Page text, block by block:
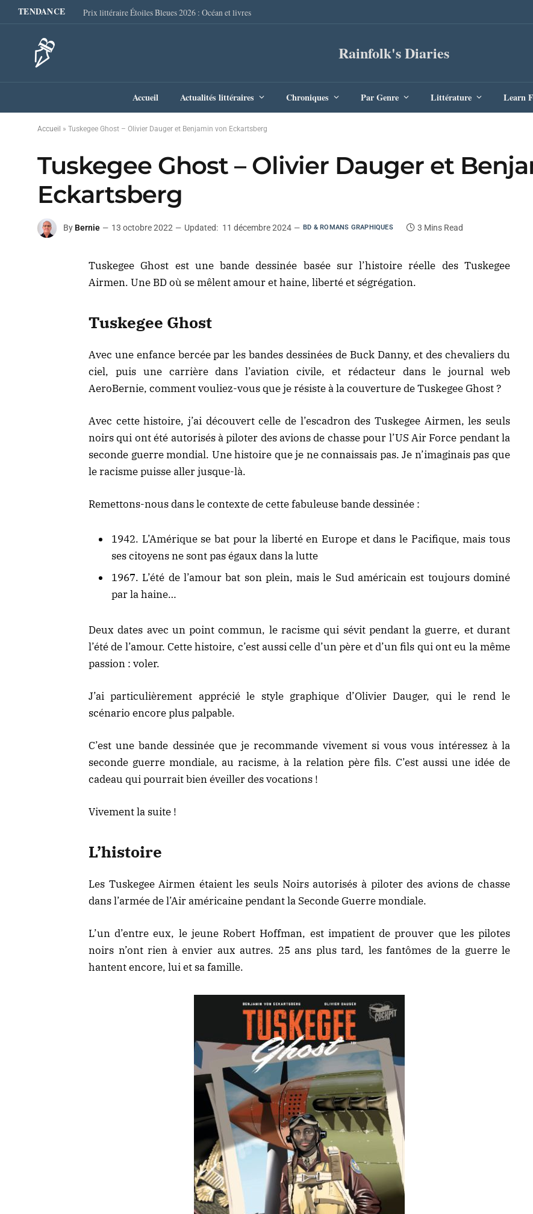
TENDANCE Prix littéraire Étoiles Bleues 2026 : Océan et livres
Rainfolk's Diaries
Accueil Actualités littéraires Chroniques Par Genre Littérature Learn
Accueil » Tuskegee Ghost – Olivier Dauger et Benjamin von Eckartsberg
Tuskegee Ghost – Olivier Dauger et
Eckartsberg
By Bernie 13 octobre 2022 Updated: 11 décembre 2024 BD & ROMANS GRAPHIQUES 3 Mins Read
Tuskegee Ghost est une bande dessinée basée sur l’histoire réelle des Tuskegee
Airmen. Une BD où se mêlent amour et haine, liberté et ségrégation.
Tuskegee Ghost
Avec une enfance bercée par les bandes dessinées de Buck Danny, et des chevaliers du
ciel, puis une carrière dans l’aviation civile, et rédacteur dans lejournal web
AeroBernie, comment vouliez-vous que je résiste à la couverture de Tuskegee Ghost ?
Avec cette histoire, j’ai découvert celle de l’escadron des Tuskegee Airmen, les seuls
noirs qui ont été autorisés à piloter des avions de chasse pour l’US Air Force pendant la
seconde guerre mondial. Une histoire que je ne connaissais pas. Je n’imaginais pas que
le racisme puisse aller jusque-là.
Remettons-nous dans le contexte de cette fabuleuse bande dessinée :
1942. L’Amérique se bat pour la liberté en Europe et dans le Pacifique, mais tous
ses citoyens ne sont pas égaux dans la lutte
1967. L’été de l’amour bat son plein, mais le Sud américain est toujours dominé
par la haine…
Deux dates avec un point commun, le racisme qui sévit pendant la guerre, et durant
l’été de l’amour. Cette histoire, c’est aussi celle d’un père et d’un fils qui ont eu la même
passion : voler.
J’ai particulièrement apprécié le style graphique d’Olivier Dauger, qui le rend le
scénario encore plus palpable.
C’est une bande dessinée que je recommande vivement si vous vous intéressez à la
seconde guerre mondiale, au racisme, à la relation père fils. C’est aussi une idée de
cadeau qui pourrait bien éveiller des vocations !
Vivement la suite !
L’histoire
Les Tuskegee Airmen étaient les seuls Noirs autorisés à piloter des avions de chasse
dans l’armée de l’Air américaine pendant la Seconde Guerre mondiale.
L’un d’entre eux, le jeune Robert Hoffman, est impatient de prouver que les pilotes
noirs n’ont rien à envier aux autres. 25 ans plus tard, les fantômes de la guerre le
hantent encore, lui et sa famille.